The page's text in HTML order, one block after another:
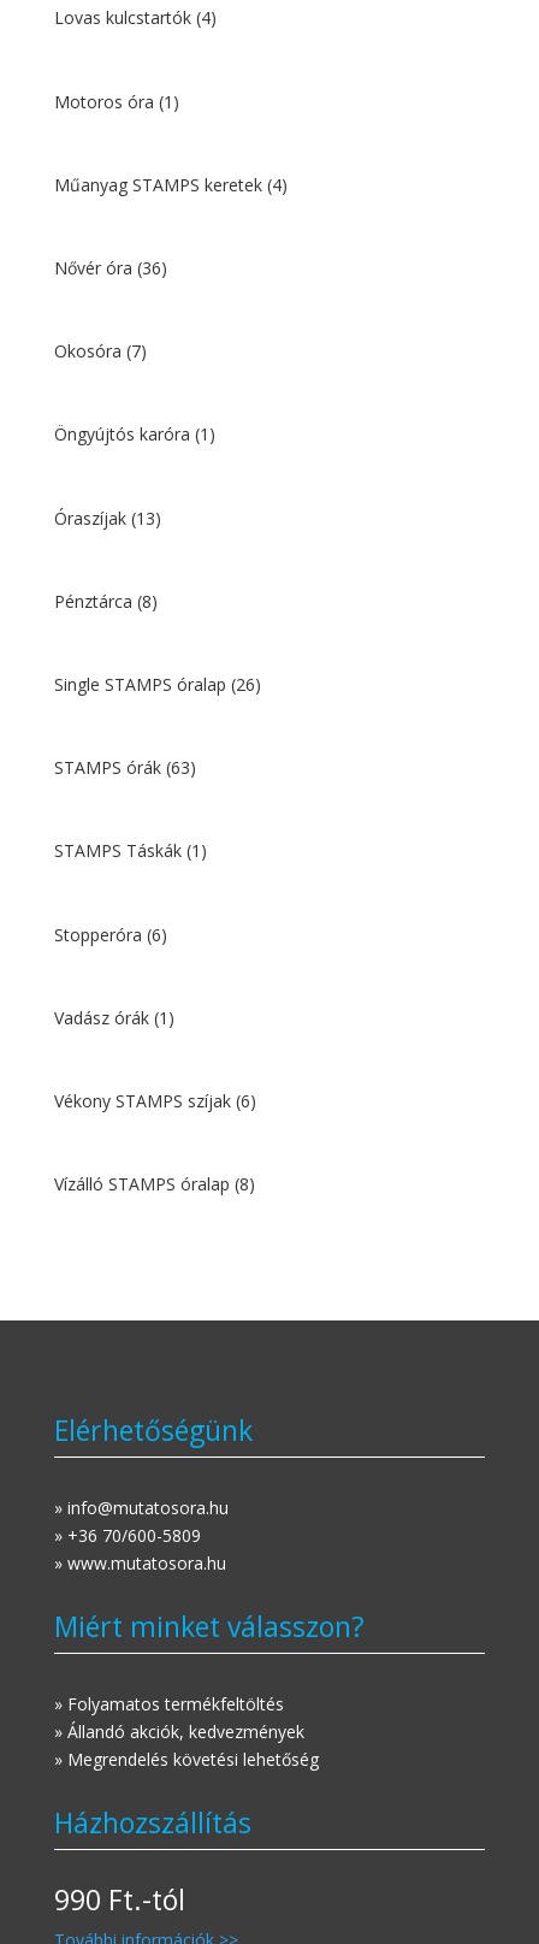
Lovas kulcstartók (4)
Motoros óra (1)
Műanyag STAMPS keretek (4)
Nővér óra (36)
Okosóra (7)
Öngyújtós karóra (1)
Óraszíjak (13)
Pénztárca (8)
Single STAMPS óralap (26)
STAMPS órák (63)
STAMPS Táskák (1)
Stopperóra (6)
Vadász órák (1)
Vékony STAMPS szíjak (6)
Vízálló STAMPS óralap (8)
Elérhetőségünk
» info@mutatosora.hu
» +36 70/600-5809
» www.mutatosora.hu
Miért minket válasszon?
» Folyamatos termékfeltöltés
» Állandó akciók, kedvezmények
» Megrendelés követési lehetőség
Házhozszállítás
990 Ft.-tól